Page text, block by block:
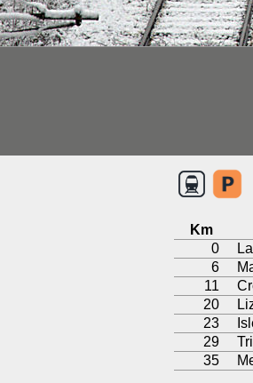
Km
0
6
11
20
23
29
35